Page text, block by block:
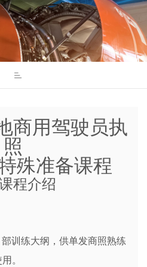
商用驾驶员执
照
殊准备课程
程介绍
训练大纲，供单发商照熟练
。